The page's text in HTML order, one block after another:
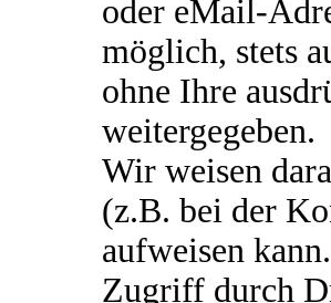
oder eMail-
möglich, stets
ohne Ihre
weitergegeben.
Wir weisen
(z.B. bei der
aufweisen
Zugriff durch